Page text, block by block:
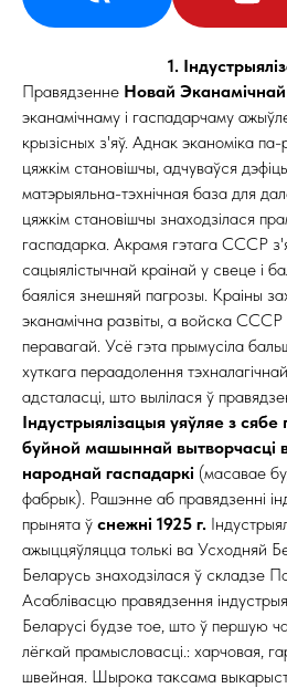
1.
Правядзенне Новай Эканамічнай
эканамічнаму і гаспадарчаму
крызісных з'яў. Аднак эканоміка
цяжкім становішчы, адчуваўся
матэрыяльна-тэхнічная база для
цяжкім становішчы знаходзілася
гаспадарка. Акрамя гэтага СССР
сацыялістычнай краінай у свеце і
баяліся знешняй пагрозы. Краіны
эканамічна развіты, а войска СССР
перавагай. Усё гэта прымусіла
хуткага пераадолення
адсталасці, што вылілася ў
Індустрыялізацыя уяўляе з
буйной машыннай вытворчасці
народнай гаспадаркі (масавае
фабрык). Рашэнне аб правядзенні
прынята ў снежні 1925 г.
ажыццяўляцца толькі ва Усходняй
Беларусь знаходзілася ў складзе
Асаблівасцю правядзення
Беларусі будзе тое, што ў першую
лёгкай прамысловасці.: харчовая,
швейная. Шырока таксама